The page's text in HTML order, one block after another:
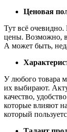
Ценовая
Тут всё
цены. Возможно,
А может быть,
У любого товара
их выбирают.
качество,
которые влияют
который